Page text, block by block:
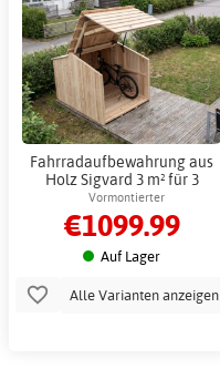
Fahrradaufbewahrung aus
Holz Sigvard 3 m² für 3
Fahrräder - Bausatz
Vormontierter
Fahrradaufbewahrungsort für den
Außenbereich
€1099.99
Auf Lager
Alle Varianten anzeigen